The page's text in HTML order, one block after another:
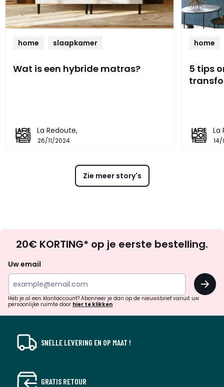
home slaapkamer
Wat is een hybride matras?
La Redoute,
26/11/2024
home
5 tips
La
Zie meer story's
zoek
inspiratie
verrassingen?
20€ KORTING* op je eerste bestelling.
Uw email
OK
Heb je al een klantaccount? Abonneer je dan op de nieuwsbrief vanuit uw
persoonlijke ruimte door hier te klikken
SNELLE LEVERING EN OP MAAT !
GRATIS RETOUR